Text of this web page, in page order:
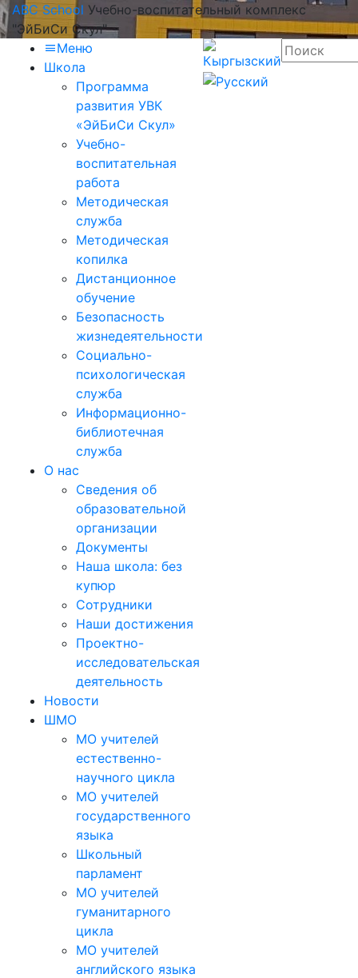
ABC School Учебно-воспитательный комплекс
"ЭйБиСи Скул"
Меню
Школа
Программа
развития УВК
«ЭйБиСи Скул»
Учебно-
воспитательная
работа
Методическая
служба
Методическая
копилка
Дистанционное
обучение
Безопасность
жизнедеятельности
Социально-
психологическая
служба
Информационно-
библиотечная
служба
О нас
Сведения об
образовательной
организации
Документы
Наша школа: без
купюр
Сотрудники
Наши достижения
Проектно-
исследовательская
деятельность
Новости
ШМО
МО учителей
естественно-
научного цикла
МО учителей
государственного
языка
Школьный
парламент
МО учителей
гуманитарного
цикла
МО учителей
английского языка